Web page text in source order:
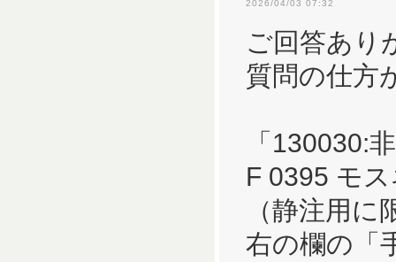
2026/04/03 07:32
ご回答あり
質問の仕方
「130030:
F 0395 モ
（静注用
右の欄の「